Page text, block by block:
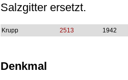
Salzgitter ersetzt.
Krupp 2513 1942
Denkmal